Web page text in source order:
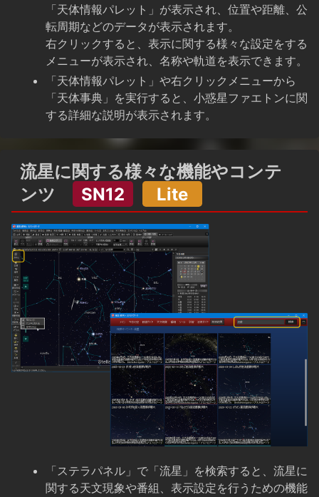
「天体情報パレット」が表示され、位置や距離、公
転周期などのデータが表示されます。
右クリックすると、表示に関する様々な設定をする
メニューが表示され、名称や軌道を表示できます。
「天体情報パレット」や右クリックメニューから
「天体事典」を実行すると、小惑星ファエトンに関
する詳細な説明が表示されます。
流星に関する様々な機能やコンテ
ンツ
SN12 Lite
「ステラパネル」で「流星」を検索すると、流星に
関する天文現象や番組、表示設定を行うための機能